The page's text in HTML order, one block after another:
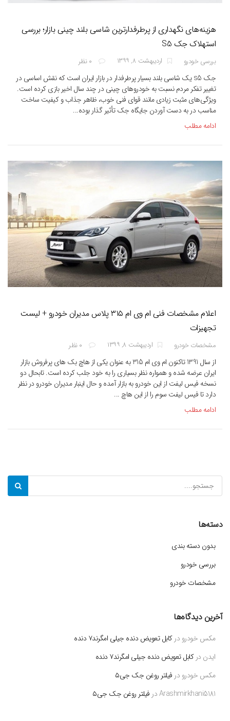
هزینه‌های نگهداری از پرطرفدارترین شاسی بلند چینی بازار؛ بررسی
استهلاک جک S5
بررسی خودرو اردیبهشت ۸, ۱۳۹۹ ۰ نظر
جک s5 یک شاسی بلند بسیار پرطرفدار در بازار ایران است که نقش اساسی در
تغییر تفکر مردم نسبت به خودروهای چینی در چند سال اخیر بازی کرده است.
ویژگی‌های مثبت زیادی مانند قوای فنی خوب، ظاهر جذاب و کیفیت ساخت
مناسب در به دست آوردن جایگاه جک تأثیر گذار بوده‌...
ادامه مطلب
اعلام مشخصات فنی ام وی ام ۳۱۵ پلاس مدیران خودرو + لیست
تجهیزات
مشخصات خودرو اردیبهشت ۸, ۱۳۹۹ ۰ نظر
از سال 1391 تاکنون ام وی ام 315 به عنوان یکی از هاچ بک های پرفروش بازار
ایران عرضه شده و همواره نظر بسیاری را به خود جلب کرده است. تابحال دو
نسخه فیس لیفت از این خودرو به بازار آمده و حال اینبار مدیران خودرو در نظر
دارد تا فیس لیفت سوم را از این هاچ ...
ادامه مطلب
دسته‌ها
بدون دسته بندی
بررسی خودرو
مشخصات خودرو
آخرین دیدگاه‌ها
مکس خودرو درکابل تعویض دنده جیلی امگرند۷ دنده
ایدن درکابل تعویض دنده جیلی امگرند۷ دنده
مکس خودرو در فیلتر روغن جک جی۵
Arashmirkhani5181در فیلتر روغن جک جی۵